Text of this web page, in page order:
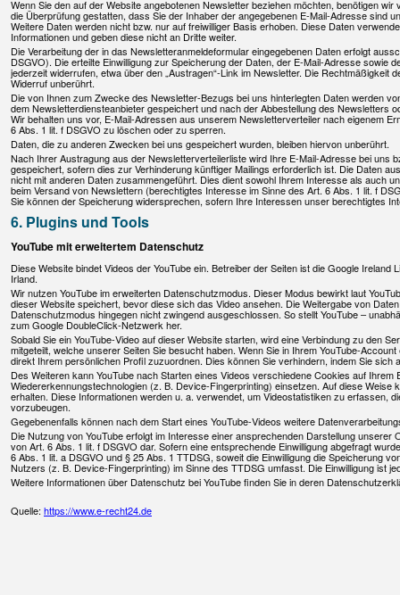
Wenn Sie den auf der Website angebotenen Newsletter beziehen möchten, benötigen
die Überprüfung gestatten, dass Sie der Inhaber der angegebenen E-Mail-Adresse sind
Weitere Daten werden nicht bzw. nur auf freiwilliger Basis erhoben. Diese Daten
Informationen und geben diese nicht an Dritte weiter.
Die Verarbeitung der in das Newsletteranmeldeformular eingegebenen Daten erfolgt
DSGVO). Die erteilte Einwilligung zur Speicherung der Daten, der E-Mail-Adresse sowie
jederzeit widerrufen, etwa über den „Austragen“-Link im Newsletter. Die Rechtmäßigkeit
Widerruf unberührt.
Die von Ihnen zum Zwecke des Newsletter-Bezugs bei uns hinterlegten Daten werden
dem Newsletterdiensteanbieter gespeichert und nach der Abbestellung des Newsletters
Wir behalten uns vor, E-Mail-Adressen aus unserem Newsletterverteiler nach eigenem
6 Abs. 1 lit. f DSGVO zu löschen oder zu sperren.
Daten, die zu anderen Zwecken bei uns gespeichert wurden, bleiben hiervon unberührt.
Nach Ihrer Austragung aus der Newsletterverteilerliste wird Ihre E-Mail-Adresse bei uns
gespeichert, sofern dies zur Verhinderung künftiger Mailings erforderlich ist. Die Daten
nicht mit anderen Daten zusammengeführt. Dies dient sowohl Ihrem Interesse als auch
beim Versand von Newslettern (berechtigtes Interesse im Sinne des Art. 6 Abs. 1 lit. f
Sie können der Speicherung widersprechen, sofern Ihre Interessen unser berechtigtes
6. Plugins und Tools
YouTube mit erweitertem Datenschutz
Diese Website bindet Videos der YouTube ein. Betreiber der Seiten ist die Google Ireland
Irland.
Wir nutzen YouTube im erweiterten Datenschutzmodus. Dieser Modus bewirkt laut
dieser Website speichert, bevor diese sich das Video ansehen. Die Weitergabe von
Datenschutzmodus hingegen nicht zwingend ausgeschlossen. So stellt YouTube –
zum Google DoubleClick-Netzwerk her.
Sobald Sie ein YouTube-Video auf dieser Website starten, wird eine Verbindung zu den
mitgeteilt, welche unserer Seiten Sie besucht haben. Wenn Sie in Ihrem YouTube-
direkt Ihrem persönlichen Profil zuzuordnen. Dies können Sie verhindern, indem Sie sich
Des Weiteren kann YouTube nach Starten eines Videos verschiedene Cookies auf
Wiedererkennungstechnologien (z. B. Device-Fingerprinting) einsetzen. Auf diese Weise
erhalten. Diese Informationen werden u. a. verwendet, um Videostatistiken zu erfassen,
vorzubeugen.
Gegebenenfalls können nach dem Start eines YouTube-Videos weitere
Die Nutzung von YouTube erfolgt im Interesse einer ansprechenden Darstellung
von Art. 6 Abs. 1 lit. f DSGVO dar. Sofern eine entsprechende Einwilligung abgefragt
6 Abs. 1 lit. a DSGVO und § 25 Abs. 1 TTDSG, soweit die Einwilligung die Speicherung
Nutzers (z. B. Device-Fingerprinting) im Sinne des TTDSG umfasst. Die Einwilligung ist
Weitere Informationen über Datenschutz bei YouTube finden Sie in deren
Quelle: https://www.e-recht24.de